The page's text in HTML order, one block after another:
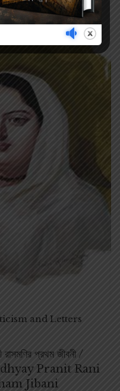
রাসমণির প্রথম জীবনী /
Pranit Rani
Jibani
and Letters